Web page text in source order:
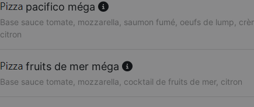
pacifico méga
Base sauce tomate, mozzarella, saumon fumé, oeufs de lump,
citron
fruits de mer méga
Base sauce tomate, mozzarella, cocktail de fruits de mer, citron